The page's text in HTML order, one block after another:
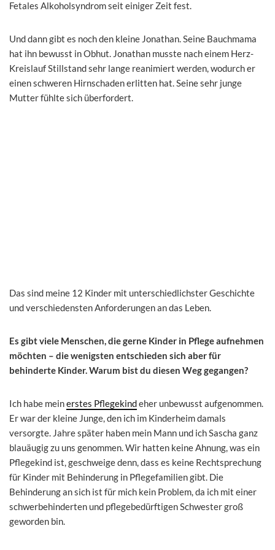
Fetales Alkoholsyndrom seit einiger Zeit fest.
Und dann gibt es noch den kleine Jonathan. Seine Bauchmama
hat ihn bewusst in Obhut. Jonathan musste nach einem Herz-
Kreislauf Stillstand sehr lange reanimiert werden, wodurch er
einen schweren Hirnschaden erlitten hat. Seine sehr junge
Mutter fühlte sich überfordert.
Das sind meine 12 Kinder mit unterschiedlichster Geschichte
und verschiedensten Anforderungen an das Leben.
Es gibt viele Menschen, die gerne Kinder in Pflege aufnehmen
möchten – die wenigsten entschieden sich aber für
behinderte Kinder. Warum bist du diesen Weg gegangen?
Ich habe meinerstes Pflegekindeher unbewusst aufgenommen.
Er war der kleine Junge, den ich im Kinderheim damals
versorgte. Jahre später haben mein Mann und ich Sascha ganz
blauäugig zu uns genommen. Wir hatten keine Ahnung, was ein
Pflegekind ist, geschweige denn, dass es keine Rechtsprechung
für Kinder mit Behinderung in Pflegefamilien gibt. Die
Behinderung an sich ist für mich kein Problem, da ich mit einer
schwerbehinderten und pflegebedürftigen Schwester groß
geworden bin.